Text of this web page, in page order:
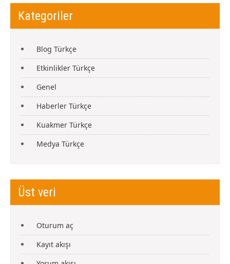
Kategoriler
Blog Türkçe
Etkinlikler Türkçe
Genel
Haberler Türkçe
Kuakmer Türkçe
Medya Türkçe
Üst veri
Oturum aç
Kayıt akışı